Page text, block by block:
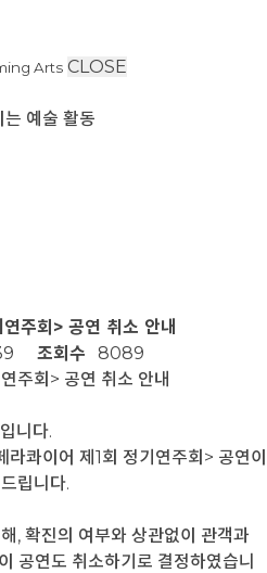
Arts CLOSE
예술 활동
주회> 공연 취소 안내
조회수
8089
주회> 공연 취소 안내
니다.
콰이어 제1회 정기연주회> 공연이
립니다.
, 확진의 여부와 상관없이 관객과
공연도 취소하기로 결정하였습니